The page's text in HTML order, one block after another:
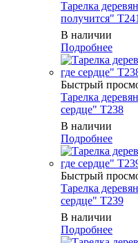
Тарелка
получится" T241
В наличии
Подробнее
Быстрый
Тарелка
сердце" T238
В наличии
Подробнее
Быстрый
Тарелка
сердце" T239
В наличии
Подробнее